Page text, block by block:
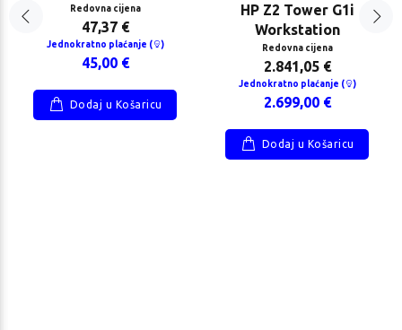
Redovna cijena
47,37 €
Jednokratno plaćanje ( )
45,00 €
Dodaj u Košaricu
HP Z2 Tower G1i
Workstation
Redovna cijena
2.841,05 €
Jednokratno plaćanje ( )
2.699,00 €
Dodaj u Košaricu